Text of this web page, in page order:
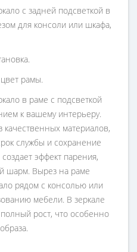
с задней подсветкой в
для консоли или шкафа,
рамы.
в раме с подсветкой
к вашему интерьеру.
качественных материалов,
службы и сохранение
эффект парения,
шарм. Вырез на раме
рядом с консолью или
мебели. В зеркале
рост, что особенно